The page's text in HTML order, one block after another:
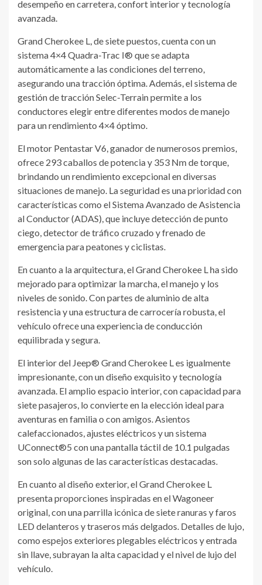
desempeño en carretera, confort interior y tecnología
avanzada.
Grand Cherokee L, de siete puestos, cuenta con un
sistema 4×4 Quadra-Trac I® que se adapta
automáticamente a las condiciones del terreno,
asegurando una tracción óptima. Además, el sistema de
gestión de tracción Selec-Terrain permite a los
conductores elegir entre diferentes modos de manejo
para un rendimiento 4×4 óptimo.
El motor Pentastar V6, ganador de numerosos premios,
ofrece 293 caballos de potencia y 353 Nm de torque,
brindando un rendimiento excepcional en diversas
situaciones de manejo. La seguridad es una prioridad con
características como el Sistema Avanzado de Asistencia
al Conductor (ADAS), que incluye detección de punto
ciego, detector de tráfico cruzado y frenado de
emergencia para peatones y ciclistas.
En cuanto a la arquitectura, el Grand Cherokee L ha sido
mejorado para optimizar la marcha, el manejo y los
niveles de sonido. Con partes de aluminio de alta
resistencia y una estructura de carrocería robusta, el
vehículo ofrece una experiencia de conducción
equilibrada y segura.
El interior del Jeep® Grand Cherokee L es igualmente
impresionante, con un diseño exquisito y tecnología
avanzada. El amplio espacio interior, con capacidad para
siete pasajeros, lo convierte en la elección ideal para
aventuras en familia o con amigos. Asientos
calefaccionados, ajustes eléctricos y un sistema
UConnect®5 con una pantalla táctil de 10.1 pulgadas
son solo algunas de las características destacadas.
En cuanto al diseño exterior, el Grand Cherokee L
presenta proporciones inspiradas en el Wagoneer
original, con una parrilla icónica de siete ranuras y faros
LED delanteros y traseros más delgados. Detalles de lujo,
como espejos exteriores plegables eléctricos y entrada
sin llave, subrayan la alta capacidad y el nivel de lujo del
vehículo.